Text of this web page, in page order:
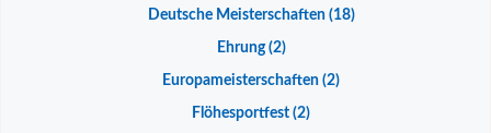
Deutsche Meisterschaften(18)
Ehrung(2)
Europameisterschaften (2)
Flöhesportfest (2)